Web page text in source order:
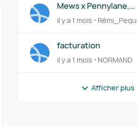
Mews x Pennylane,
nous avons besoin
de vous !
il y a 1 mois
facturation
il y a 1 mois
NORMAND
Afficher plus